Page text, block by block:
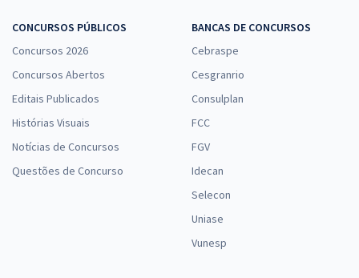
CONCURSOS PÚBLICOS
Concursos 2026
Concursos Abertos
Editais Publicados
Histórias Visuais
Notícias de Concursos
Questões de Concurso
BANCAS DE CONCURSOS
Cebraspe
Cesgranrio
Consulplan
FCC
FGV
Idecan
Selecon
Uniase
Vunesp